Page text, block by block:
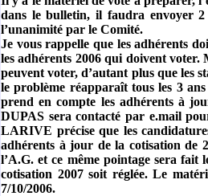
dans le bulletin, il faudra envoyer
l’unanimité par le Comité.
Je vous rappelle que les adhérents
les adhérents 2006 qui doivent
peuvent voter, d’autant plus que les
le problème réapparaît tous les 3
prend en compte les adhérents à
DUPAS sera contacté par e.mail
LARIVE précise que les
adhérents à jour de la cotisation de
l’A.G. et ce même pointage sera fait
cotisation 2007 soit réglée. Le
7/10/2006.